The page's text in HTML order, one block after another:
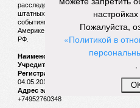
расследований. Официальный сайт
штатных и внештатных журналистов
событиями и новостями,
Америке и других государств, с
РФ.
Наименование:
Cетевое издание
Учредитель:
Регистрационный номер
04.05.2018 г.
Адрес электронной почты и
+74952760348
Пожалуйста,
«Политикой в
.